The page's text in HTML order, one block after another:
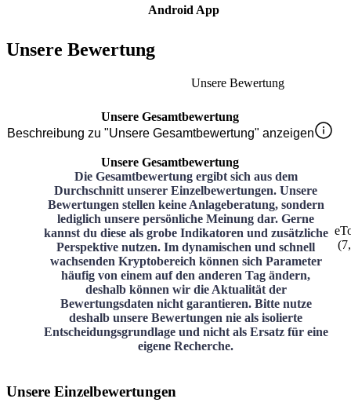
Android App
Unsere Bewertung
Unsere Bewertung
Unsere Gesamtbewertung
Beschreibung zu "Unsere Gesamtbewertung" anzeigen
Unsere Gesamtbewertung
Die Gesamtbewertung ergibt sich aus dem
Durchschnitt unserer Einzelbewertungen. Unsere
Bewertungen stellen keine Anlageberatung, sondern
lediglich unsere persönliche Meinung dar. Gerne
kannst du diese als grobe Indikatoren und zusätzliche
Perspektive nutzen. Im dynamischen und schnell
wachsenden Kryptobereich können sich Parameter
häufig von einem auf den anderen Tag ändern,
deshalb können wir die Aktualität der
Bewertungsdaten nicht garantieren. Bitte nutze
deshalb unsere Bewertungen nie als isolierte
Entscheidungsgrundlage und nicht als Ersatz für eine
eigene Recherche.
(
Unsere Einzelbewertungen